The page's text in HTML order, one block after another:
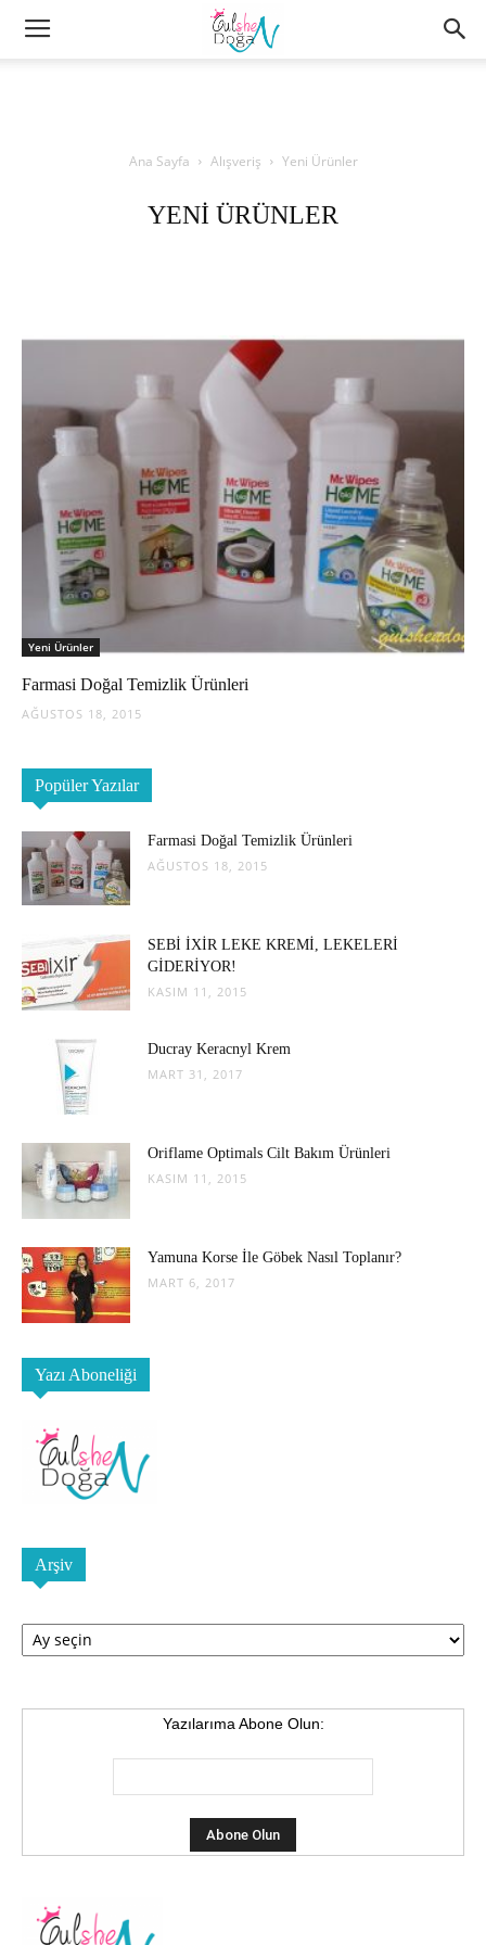
Ana Sayfa Alışveriş Yeni Ürünler
YENI ÜRÜNLER
Yeni Ürünler
Farmasi Doğal Temizlik Ürünleri
AĞUSTOS 18, 2015
Popüler Yazılar
Farmasi Doğal Temizlik Ürünleri
AĞUSTOS 18, 2015
SEBİ İXİR LEKE KREMİ, LEKELERİ
GİDERİYOR!
KASIM 11, 2015
Ducray Keracnyl Krem
MART 31, 2017
Oriflame Optimals Cilt Bakım Ürünleri
KASIM 11, 2015
Yamuna Korse İle Göbek Nasıl Toplanır?
MART 6, 2017
Yazı Aboneliği
Arşiv
Arşiv
Yazılarıma Abone Olun: